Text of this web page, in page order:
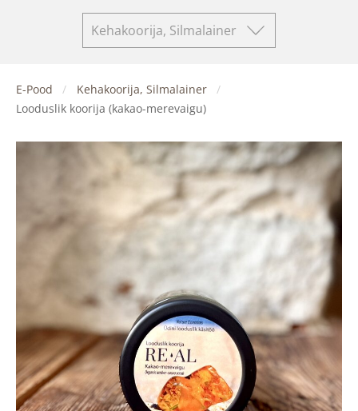
Kehakoorija, Silmalainer
E-Pood
Kehakoorija, Silmalainer
Looduslik koorija (kakao-merevaigu)